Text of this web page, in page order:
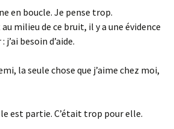
en boucle. Je pense trop.
milieu de ce bruit, il y a une évidence
j’ai besoin d’aide.
la seule chose que j’aime chez moi,
est partie. C’était trop pour elle.